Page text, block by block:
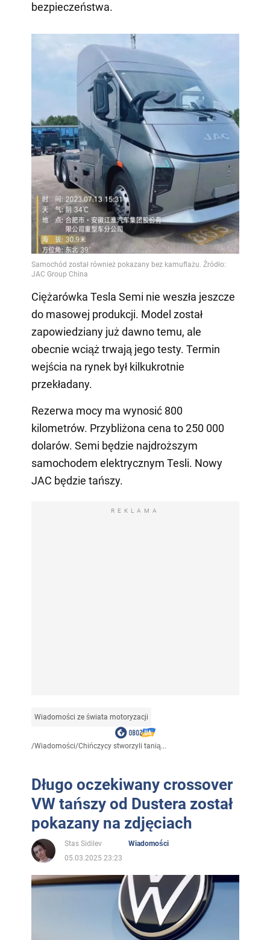
bezpieczeństwa.
Ciężarówka Tesla Semi nie weszła jeszcze
do masowej produkcji. Model został
zapowiedziany już dawno temu, ale
obecnie wciąż trwają jego testy. Termin
wejścia na rynek był kilkukrotnie
przekładany.
Rezerwa mocy ma wynosić 800
kilometrów. Przybliżona cena to 250 000
dolarów. Semi będzie najdroższym
samochodem elektrycznym Tesli. Nowy
JAC będzie tańszy.
REKLAMA
Wiadomości ze świata motoryzacji
/Wiadomości/Chińczycy stworzyli tanią...
Długo oczekiwany crossover
VW tańszy od Dustera został
pokazany na zdjęciach
Stas Sidilev
Wiadomości
05.03.2025 23:23